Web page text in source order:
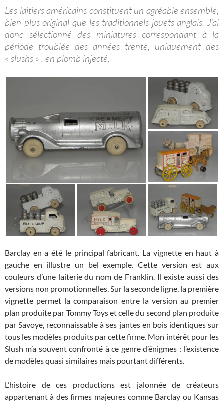
Les laitiers américains constituent un agréable ensemble,
bien plus original que les traditionnels jouets anglais. J’ai
donc sélectionné des miniatures correspondant à la
période troublée des années trente, uniquement des
« slushs » , en plomb injecté.
Barclay en a été le principal fabricant. La vignette en haut à
gauche en illustre un bel exemple. Cette version est aux
couleurs d’une laiterie du nom de Franklin. Il existe aussi des
versions non promotionnelles. Sur la seconde ligne, la première
vignette permet la comparaison entre la version au premier
plan produite par Tommy Toys et celle du second plan produite
par Savoye, reconnaissable à ses jantes en bois identiques sur
tous les modèles produits par cette firme. Mon intérêt pour les
Slush m’a souvent confronté à ce genre d’énigmes : l’existence
de modèles quasi similaires mais pourtant différents.
L’histoire de ces productions est jalonnée de créateurs
appartenant à des firmes majeures comme Barclay ou Kansas